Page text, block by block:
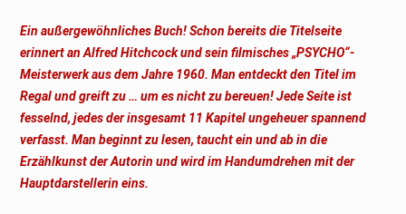
Ein außergewöhnliches Buch! Schon bereits die Titelseite
erinnert an Alfred Hitchcock und sein filmisches „PSYCHO“-
Meisterwerk aus dem Jahre 1960. Man entdeckt den Titel im
Regal und greift zu … um es nicht zu bereuen! Jede Seite ist
fesselnd, jedes der insgesamt 11 Kapitel ungeheuer spannend
verfasst. Man beginnt zu lesen, taucht ein und ab in die
Erzählkunst der Autorin und wird im Handumdrehen mit der
Hauptdarstellerin eins.